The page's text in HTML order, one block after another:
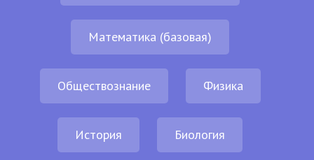
Математика (базовая)
Обществознание Физика
История Биология